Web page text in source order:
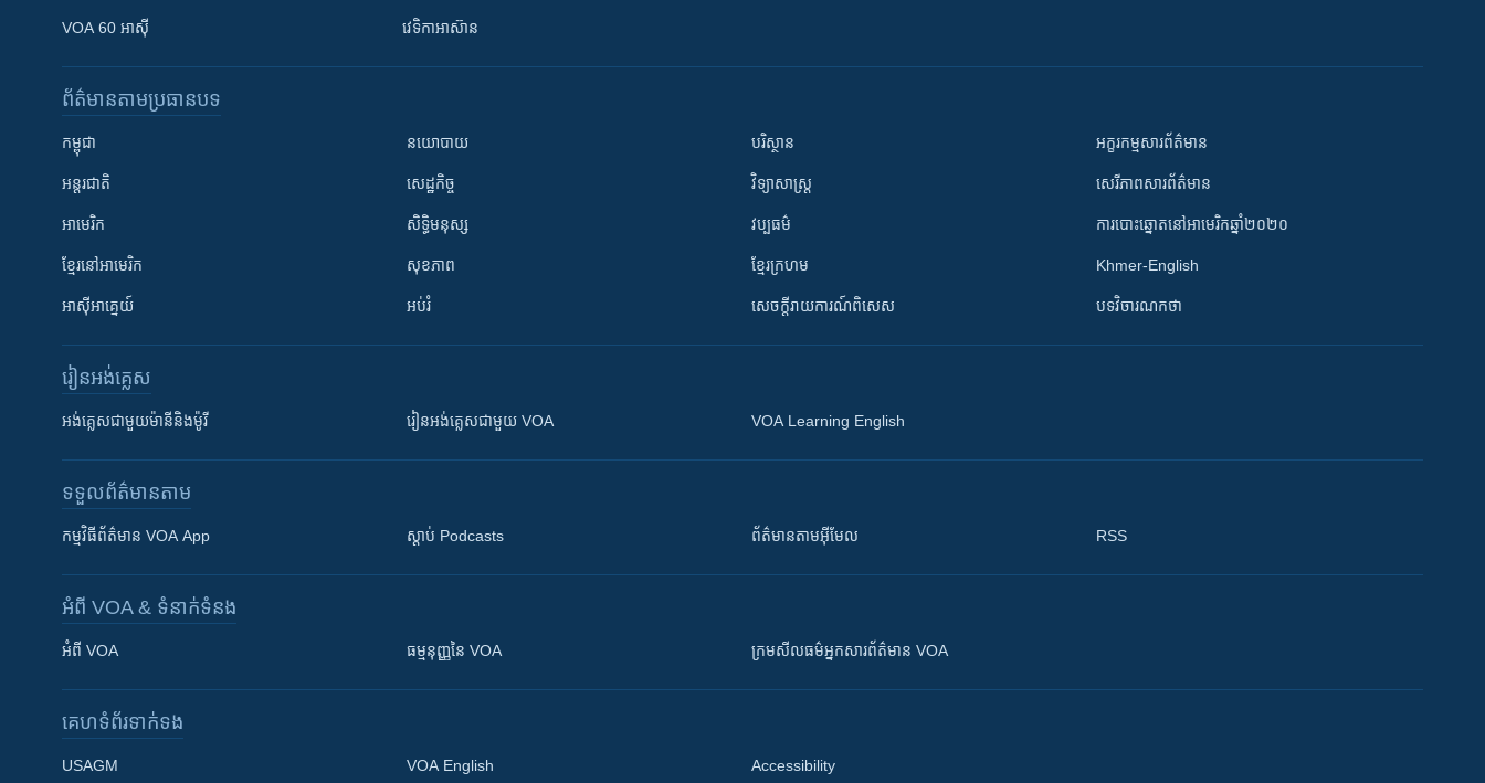
VOA 60 អាស៊ី វេទិកា​អាស៊ាន
ព័ត៌មាន​តាមប្រធានបទ​
កម្ពុជា
អន្តរជាតិ
អាមេរិក
ខ្មែរ​នៅអាមេរិក
អាស៊ីអាគ្នេយ៍
នយោបាយ
សេដ្ឋកិច្ច
សិទ្ធិមនុស្ស
សុខភាព
អប់រំ
បរិស្ថាន
វិទ្យាសាស្រ្ត
វប្បធម៌
ខ្មែរក្រហម
សេចក្តីរាយការណ៍ពិសេស
អក្ខរកម្មសារព័ត៌មាន
សេរីភាពសារព័ត៌មាន
ការបោះឆ្នោតនៅអាមេរិកឆ្នាំ២០២០
Khmer-English
បទវិចារណកថា
រៀន​​អង់គ្លេស
អង់គ្លេស​ជាមួយ​ម៉ានី​និង​ម៉ូរី រៀន​​​​​​អង់គ្លេស​​ជាមួយ VOA VOA Learning English
ទទួល​ព័ត៌មាន​តាម
កម្មវិធី​ព័ត៌មាន VOA App ស្តាប់ Podcasts ព័ត៌មាន​តាម​អ៊ីមែល RSS
អំពី​ VOA & ទំនាក់ទំនង
អំពី​ VOA ធម្មនុញ្ញ​នៃ VOA ក្រម​​​សីលធម៌​​​អ្នក​​​សារព័ត៌មាន VOA
គេហទំព័រ​​ទាក់ទង
USAGM VOA English Accessibility